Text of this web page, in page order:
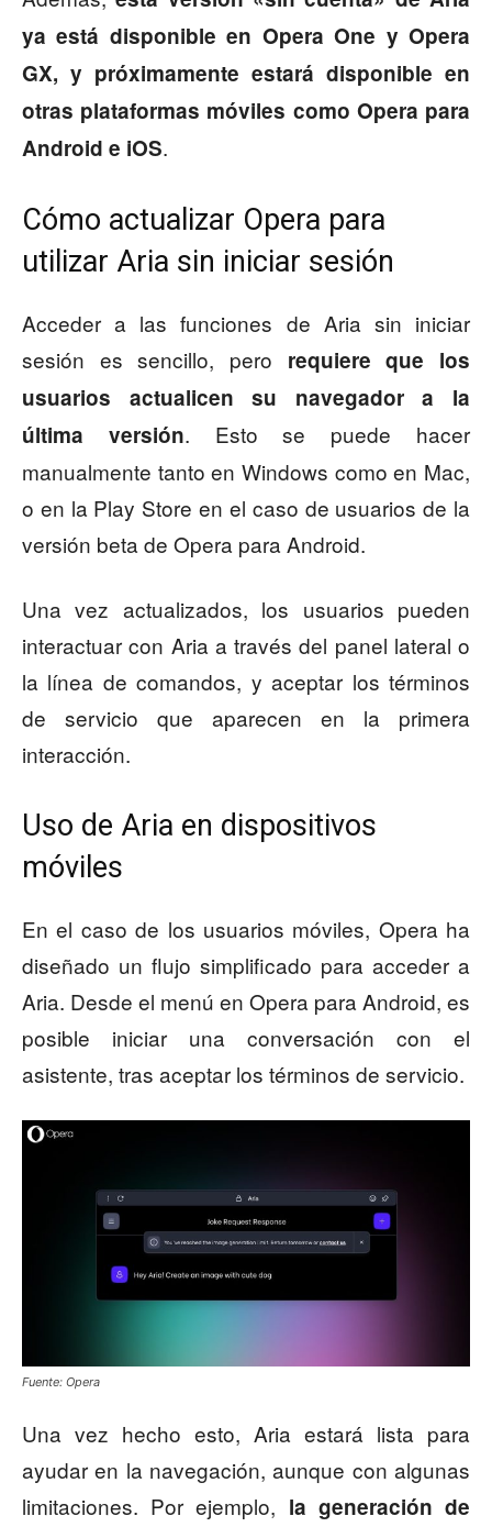
ya está disponible en Opera One y Opera
GX, y próximamente estará disponible en
otras plataformas móviles como Opera para
Android e iOS.
Cómo actualizar Opera para
utilizar Aria sin iniciar sesión
Acceder a las funciones de Aria sin iniciar
sesión es sencillo, pero requiere que los
usuarios actualicen su navegador a la
última versión. Esto se puede hacer
manualmente tanto en Windows como en Mac,
o en la Play Store en el caso de usuarios de la
versión beta de Opera para Android.
Una vez actualizados, los usuarios pueden
interactuar con Aria a través del panel lateral o
la línea de comandos, y aceptar los términos
de servicio que aparecen en la primera
interacción.
Uso de Aria en dispositivos
móviles
En el caso de los usuarios móviles, Opera ha
diseñado un flujo simplificado para acceder a
Aria. Desde el menú en Opera para Android, es
posible iniciar una conversación con el
asistente, tras aceptar los términos de servicio.
Fuente: Opera
Una vez hecho esto, Aria estará lista para
ayudar en la navegación, aunque con algunas
limitaciones. Por ejemplo, la generación de